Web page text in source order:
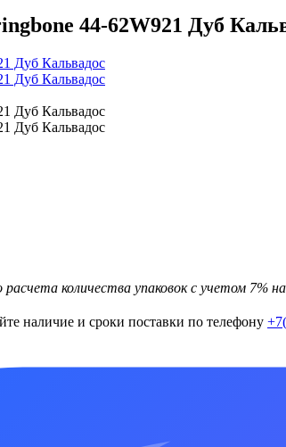
44-62W921 Дуб
количества упаковок с учетом 7%
наличие и сроки поставки по телефону